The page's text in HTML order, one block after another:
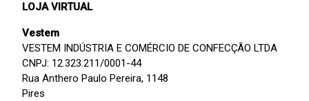
LOJA VIRTUAL
Vestem
VESTEM INDÚSTRIA E COMÉRCIO DE CONFECÇÃO LTDA
CNPJ: 12.323.211/0001-44
Rua Anthero Paulo Pereira, 1148
Pires